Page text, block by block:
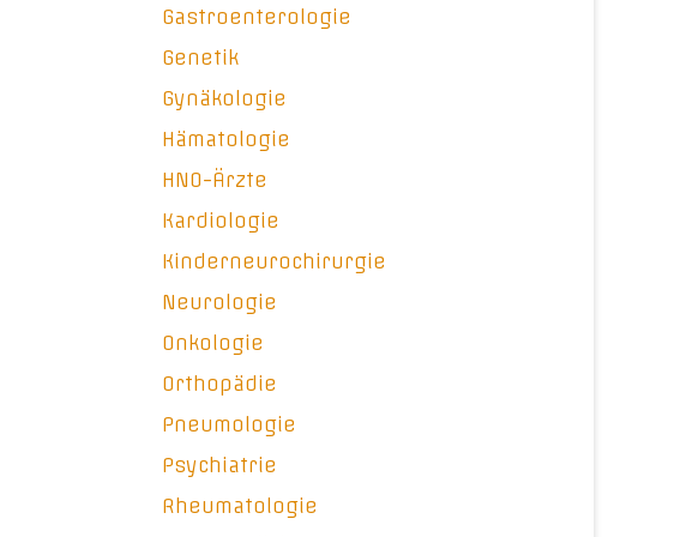
Gastroenterologie
Genetik
Gynäkologie
Hämatologie
HNO-Ärzte
Kardiologie
Kinderneurochirurgie
Neurologie
Onkologie
Orthopädie
Pneumologie
Psychiatrie
Rheumatologie